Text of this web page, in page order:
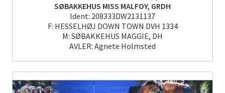
SØBAKKEHUS MISS MALFOY, GRDH
Ident: 208333DW2131137
F: HESSELHØJ DOWN TOWN DVH 1334
M: SØBAKKEHUS MAGGIE, DH
AVLER: Agnete Holmsted